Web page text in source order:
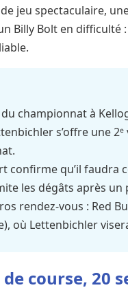
jeu spectaculaire,
Billy Bolt en
championnat à
s’offre une
confirme qu’il faudra
les dégâts après
rendez-vous : Red
où Lettenbichler
course, 20